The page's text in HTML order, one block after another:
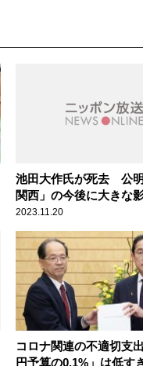
池田大作氏が死去 公
関西」の今後に大きな
か
2023.11.20
コロナ関連の不適切支
円予算の0.1%」は低す